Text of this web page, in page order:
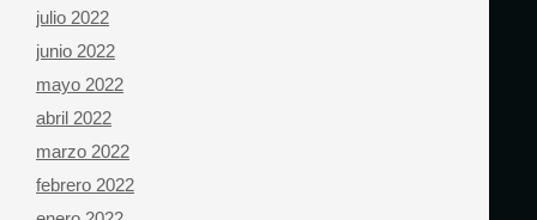
julio 2022
junio 2022
mayo 2022
abril 2022
marzo 2022
febrero 2022